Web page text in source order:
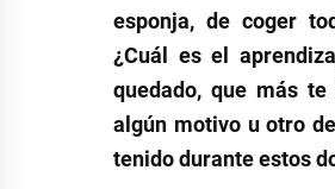
esponja, de coger
¿Cuál es el
quedado, que más
algún motivo u otro
tenido durante estos